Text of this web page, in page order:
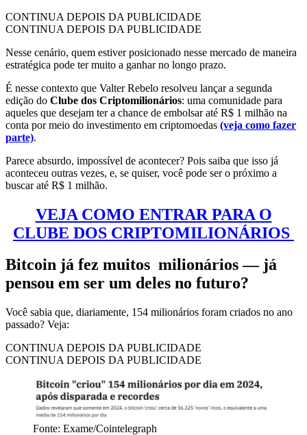
CONTINUA DEPOIS DA PUBLICIDADE
CONTINUA DEPOIS DA PUBLICIDADE
Nesse cenário, quem estiver posicionado nesse mercado de maneira
estratégica pode ter muito a ganhar no longo prazo.
É nesse contexto que Valter Rebelo resolveu lançar a segunda
edição do Clube dos Criptomilionários: uma comunidade para
aqueles que desejam ter a chance de embolsar até R$ 1 milhão na
conta por meio do investimento em criptomoedas (veja como fazer
parte).
Parece absurdo, impossível de acontecer? Pois saiba que isso já
aconteceu outras vezes, e, se quiser, você pode ser o próximo a
buscar até R$ 1 milhão.
VEJA COMO ENTRAR PARA O
CLUBE DOS CRIPTOMILIONÁRIOS
Bitcoin já fez muitos milionários — já
pensou em ser um deles no futuro?
Você sabia que, diariamente, 154 milionários foram criados no ano
passado? Veja:
CONTINUA DEPOIS DA PUBLICIDADE
CONTINUA DEPOIS DA PUBLICIDADE
Fonte: Exame/Cointelegraph